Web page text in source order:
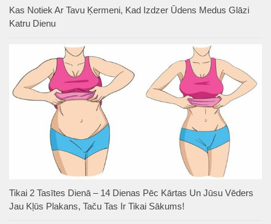
Kas Notiek Ar Tavu Ķermeni, Kad Izdzer Ūdens Medus Glāzi
Katru Dienu
Tikai 2 Tasītes Dienā – 14 Dienas Pēc Kārtas Un Jūsu Vēders
Jau Kļūs Plakans, Taču Tas Ir Tikai Sākums!